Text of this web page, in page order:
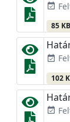
event_available
85 KB
event_available
102
event_available